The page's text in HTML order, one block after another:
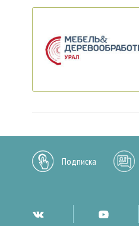
Подписка